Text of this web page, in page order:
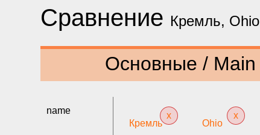
Сравнение Кремль, Ohio
Основные / Main
name
Кремль
x
Ohio
x